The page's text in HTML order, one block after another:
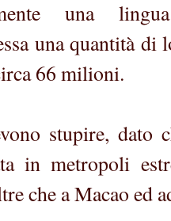
una
una quantità di
66 milioni.
stupire, dato
in metropoli
che a Macao ed